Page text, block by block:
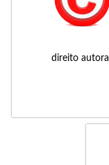
direito autoral